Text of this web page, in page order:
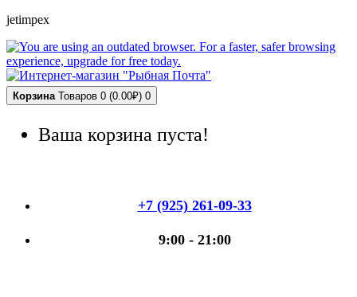
jetimpex
Корзина Товаров 0 (0.00₽) 0
Ваша корзина пуста!
+7 (925) 261-09-33
9:00 - 21:00